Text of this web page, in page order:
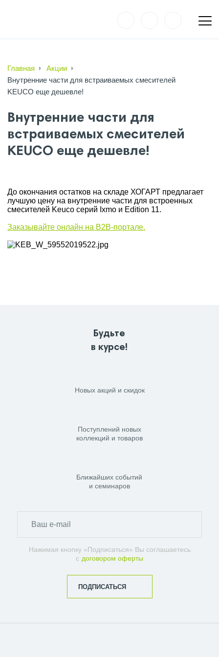
Главная
Акции
Внутренние части для встраиваемых смесителей
KEUCO еще дешевле!
Внутренние части для
встраиваемых смесителей
KEUCO еще дешевле!
До окончания остатков на складе ХОГАРТ предлагает
лучшую цену на внутренние части для встроенных
смесителей Keuco серий Ixmo и Edition 11.
Заказывайте онлайн на B2B-портале.
Будьте
в курсе!
Новых акций и скидок
Поступлений новых
коллекций и товаров
Ближайших событий
и семинаров
Нажимая кнопку «Подписаться» Вы соглашаетесь
с договором оферты
ПОДПИСАТЬСЯ